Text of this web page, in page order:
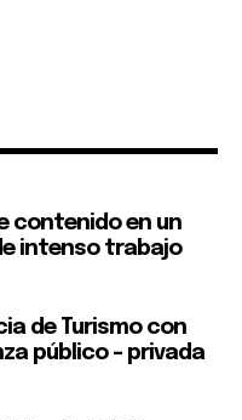
contenido en un
intenso trabajo
de Turismo con
público – privada